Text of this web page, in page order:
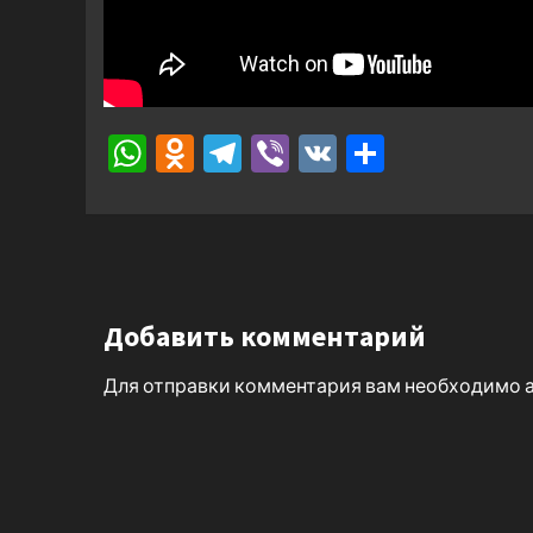
WhatsApp
Odnoklassniki
Telegram
Viber
VK
Добавить комментарий
Для отправки комментария вам необходимо